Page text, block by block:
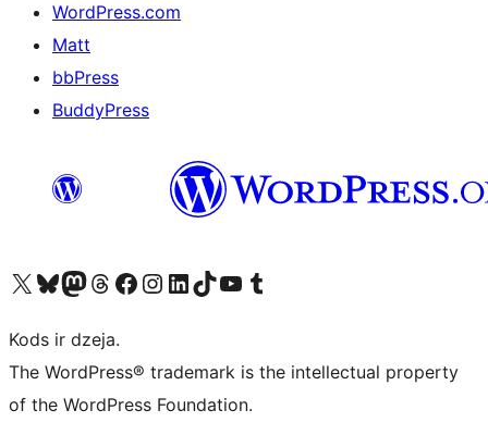
WordPress.com
Matt
bbPress
BuddyPress
Apmeklējiet mūsu X (agrāk Twitter) kontu
Apmeklējiet mūsu Bluesky kontu
Apmeklējiet mūsu Mastodon kontu
Apmeklējiet mūsu Threads kontu
Apmeklējiet mūsu Facebook lapuApmeklējiet mūsu Instagram kontu
Apmeklējiet mūsu LinkedIn kontu
Apmeklējiet mūsu TikTok kontu
Apmeklējiet mūsu YouTube kanālu
Apmeklējiet mūsu Tumblr kontu
Kods ir dzeja.
The WordPress® trademark is the intellectual property
of the WordPress Foundation.